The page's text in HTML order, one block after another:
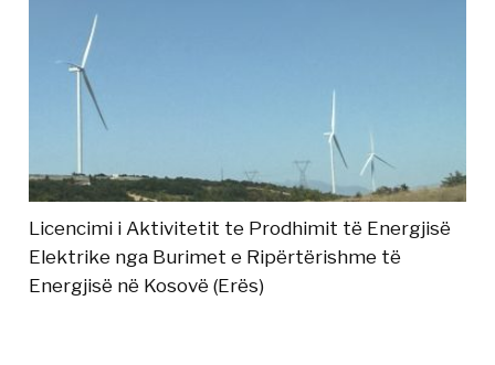
Licencimi i Aktivitetit te Prodhimit të Energjisë
Elektrike nga Burimet e Ripërtërishme të
Energjisë në Kosovë (Erës)